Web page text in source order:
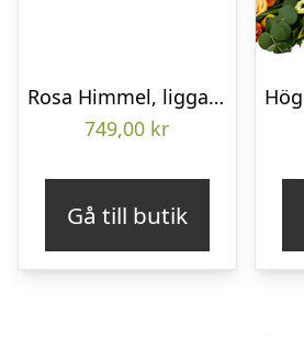
Rosa Himmel, liggande bukett
749,00 kr
Gå till butik